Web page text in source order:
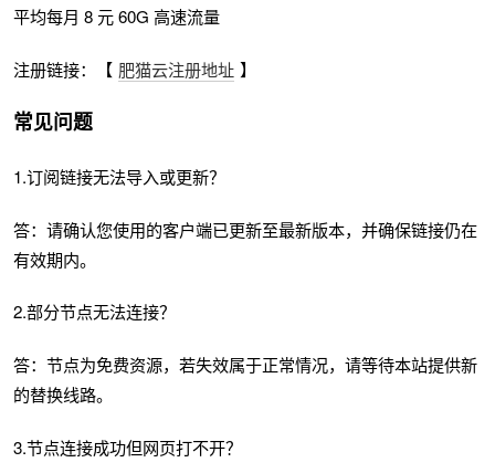
平均每月 8 元 60G 高速流量
注册链接：【 肥猫云注册地址 】
常见问题
1.订阅链接无法导入或更新？
答：请确认您使用的客户端已更新至最新版本，并确保链接仍在
有效期内。
2.部分节点无法连接？
答：节点为免费资源，若失效属于正常情况，请等待本站提供新
的替换线路。
3.节点连接成功但网页打不开？